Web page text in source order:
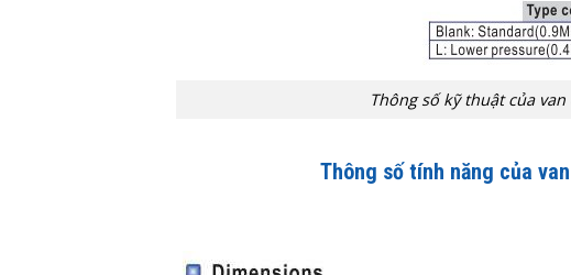
Thông số kỹ thuật của van
Thông số tính năng của